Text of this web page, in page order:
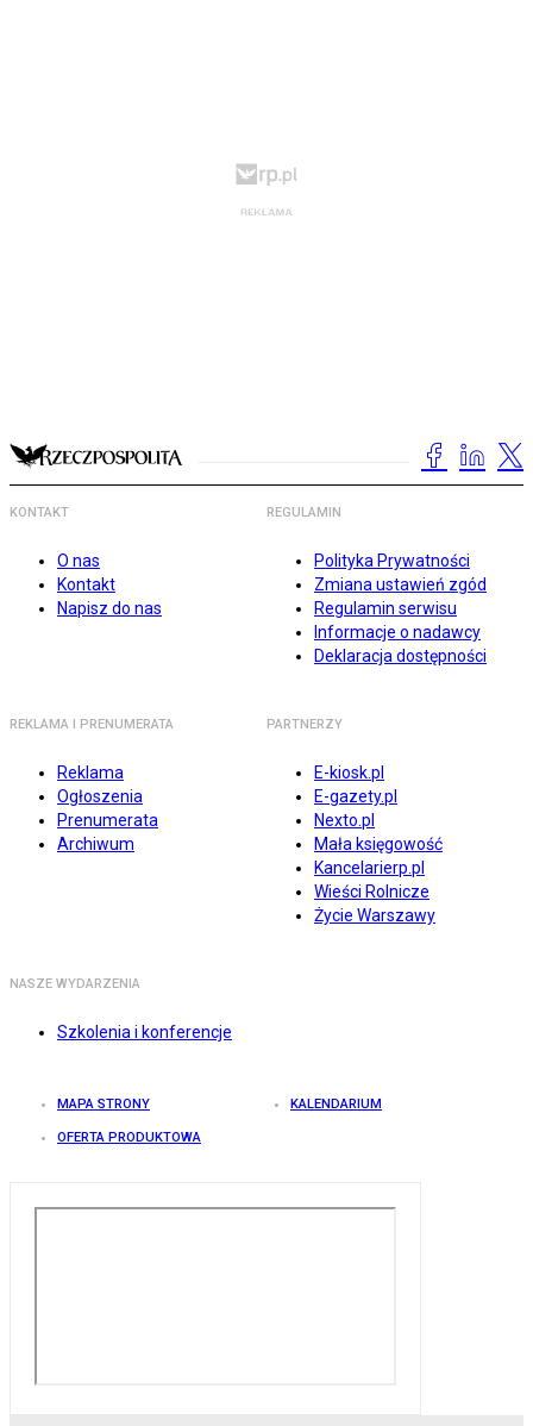
KONTAKT
O nas
Kontakt
Napisz do nas
REGULAMIN
Polityka Prywatności
Zmiana ustawień zgód
Regulamin serwisu
Informacje o nadawcy
Deklaracja dostępności
REKLAMA I PRENUMERATA
Reklama
Ogłoszenia
Prenumerata
Archiwum
PARTNERZY
E-kiosk.pl
E-gazety.pl
Nexto.pl
Mała księgowość
Kancelarierp.pl
Wieści Rolnicze
Życie Warszawy
NASZE WYDARZENIA
Szkolenia i konferencje
MAPA STRONY KALENDARIUM
OFERTA PRODUKTOWA